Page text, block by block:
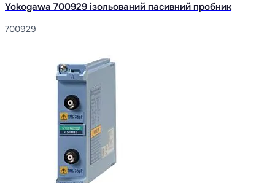
Yokogawa 700929 ізольований пасивний пробник
700929